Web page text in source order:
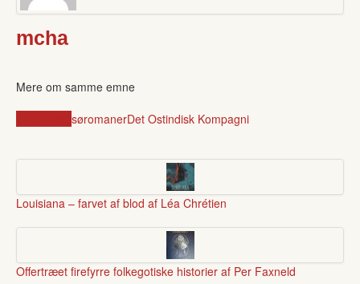
mcha
Mere om samme emne
søromanerDet Ostindisk Kompagni
Louisiana – farvet af blod af Léa Chrétien
Offertræet firefyrre folkegotiske historier af Per Faxneld